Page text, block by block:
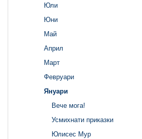
Юли
Юни
Май
Април
Март
Февруари
Януари
Вече мога!
Усмихнати приказки
Юлисес Мур